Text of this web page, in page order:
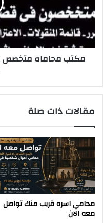
الشخصيه
الاسره
مكتب محاماه متخصص
مقالات ذات صلة
محامي اسره قريب منك تواصل
معه الان